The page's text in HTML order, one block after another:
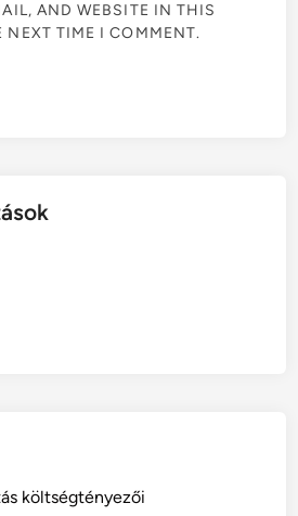
AND WEBSITE IN THIS
NEXT TIME I COMMENT.
költségtényezői